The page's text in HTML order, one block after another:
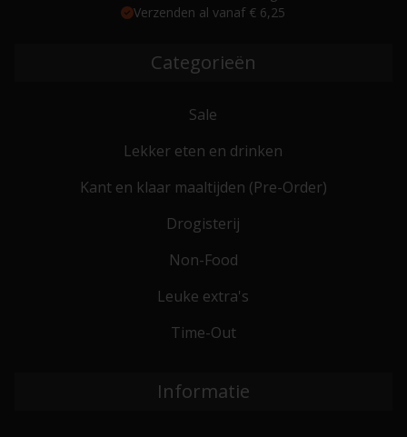
Verzenden al vanaf € 6,25
Categorieën
Sale
Lekker eten en drinken
Kant en klaar maaltijden (Pre-Order)
Drogisterij
Non-Food
Leuke extra's
Time-Out
Informatie